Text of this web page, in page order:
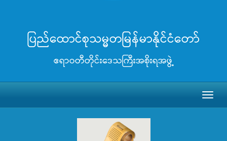
ပြည်ထောင်စုသမ္မတမြန်မာနိုင်ငံတော်
ဧရာဝတီတိုင်းဒေသကြီးအစိုးရအဖွဲ့